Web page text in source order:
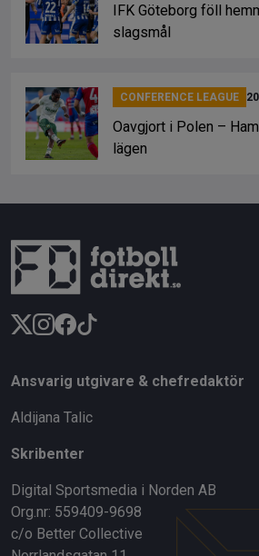
IFK Göteborg föll
slagsmål
CONFERENCE LEAGUE
Oavgjort i Polen –
lägen
Ansvarig utgivare & chefredaktör
Aldijana Talic
Skribenter
Digital Sportsmedia i Norden AB
Org.nr: 559409-9698
c/o Better Collective